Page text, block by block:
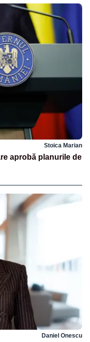
Stoica Marian
aprobă planurile de
Daniel Onescu